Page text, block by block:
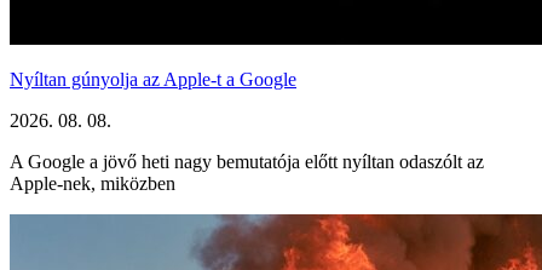
Nyíltan gúnyolja az Apple-t a Google
2026. 08. 08.
A Google a jövő heti nagy bemutatója előtt nyíltan odaszólt az
Apple-nek, miközben